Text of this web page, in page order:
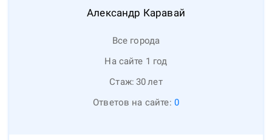
Александр Каравай
Все города
На сайте 1 год
Стаж: 30лет
Ответов на сайте: 0